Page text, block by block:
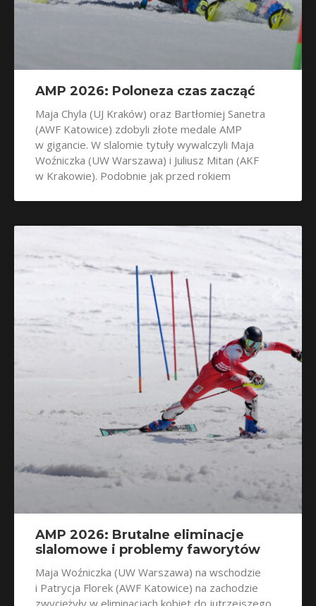
AMP 2026: Poloneza czas zacząć
Maja Chyla (UJ Kraków) oraz Bartłomiej Sanetra
(AWF Katowice) zdobyli złote medale AMP
w gigancie. W slalomie tytuły wywalczyli Maja
Woźniczka (UW Warszawa) i Juliusz Mitan (AKF
w Krakowie). Podobnie jak przed rokiem
AMP 2026: Brutalne eliminacje
slalomowe i problemy faworytów
Maja Woźniczka (UW Warszawa) na wschodzie
i Patrycja Florek (AWF Katowice) na zachodzie
zwyciężyły w eliminacjach kobiet do jutrzejszego